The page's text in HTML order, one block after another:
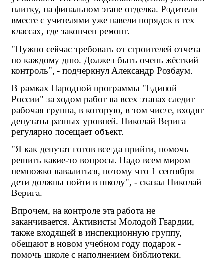
плитку, на финальном этапе отделка. Родители
вместе с учителями уже навели порядок в тех
классах, где закончен ремонт.
"Нужно сейчас требовать от строителей отчета
по каждому дню. Должен быть очень жёсткий
контроль", - подчеркнул Александр Розбаум.
В рамках Народной программы "Единой
России" за ходом работ на всех этапах следит
рабочая группа, в которую, в том числе, входят
депутаты разных уровней. Николай Верига
регулярно посещает объект.
"Я как депутат готов всегда прийти, помочь
решить какие-то вопросы. Надо всем миром
немножко навалиться, потому что 1 сентября
дети должны пойти в школу", - сказал Николай
Верига.
Впрочем, на контроле эта работа не
заканчивается. Активисты Молодой Гвардии,
также входящей в инспекционную группу,
обещают в новом учебном году подарок -
помочь школе с наполнением библиотеки.